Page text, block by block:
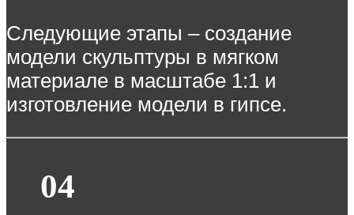
Следующие этапы – создание
модели скульптуры в мягком
материале в масштабе 1:1 и
изготовление модели в гипсе.
04